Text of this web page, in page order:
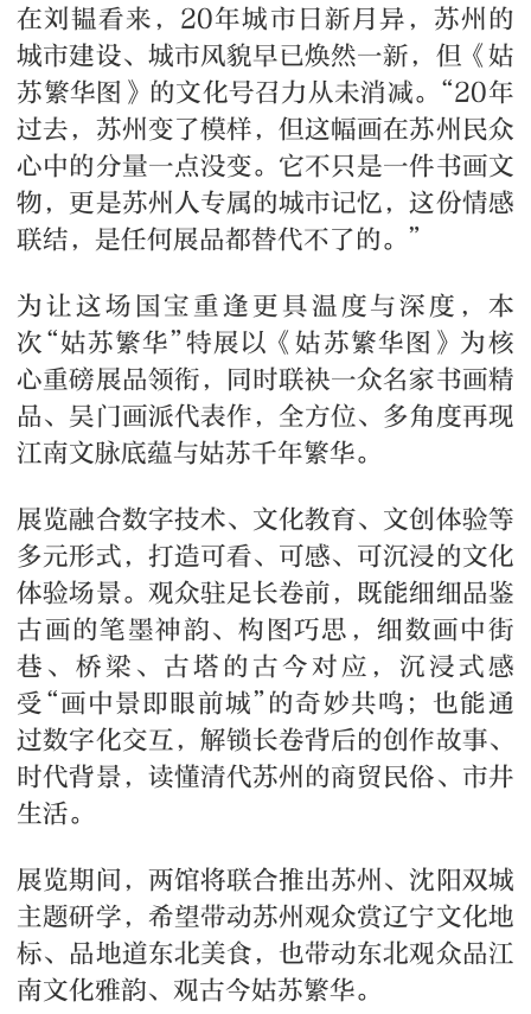
在刘韫看来，20年城市日新月异，苏州的
城市建设、城市风貌早已焕然一新，但《姑
苏繁华图》的文化号召力从未消减。“20年
过去，苏州变了模样，但这幅画在苏州民众
心中的分量一点没变。它不只是一件书画文
物，更是苏州人专属的城市记忆，这份情感
联结，是任何展品都替代不了的。”
为让这场国宝重逢更具温度与深度，本
次“姑苏繁华”特展以《姑苏繁华图》为核
心重磅展品领衔，同时联袂一众名家书画精
品、吴门画派代表作，全方位、多角度再现
江南文脉底蕴与姑苏千年繁华。
展览融合数字技术、文化教育、文创体验等
多元形式，打造可看、可感、可沉浸的文化
体验场景。观众驻足长卷前，既能细细品鉴
古画的笔墨神韵、构图巧思，细数画中街
巷、桥梁、古塔的古今对应，沉浸式感
受“画中景即眼前城”的奇妙共鸣；也能通
过数字化交互，解锁长卷背后的创作故事、
时代背景，读懂清代苏州的商贸民俗、市井
生活。
展览期间，两馆将联合推出苏州、沈阳双城
主题研学，希望带动苏州观众赏辽宁文化地
标、品地道东北美食，也带动东北观众品江
南文化雅韵、观古今姑苏繁华。